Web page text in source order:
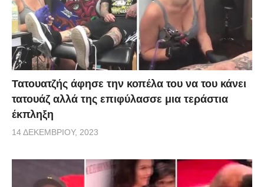
Τατουατζής άφησε την κοπέλα του να του κάνει
τατουάζ αλλά της επιφύλασσε μια τεράστια
έκπληξη
14 ΔΕΚΕΜΒΡΊΟΥ, 2023